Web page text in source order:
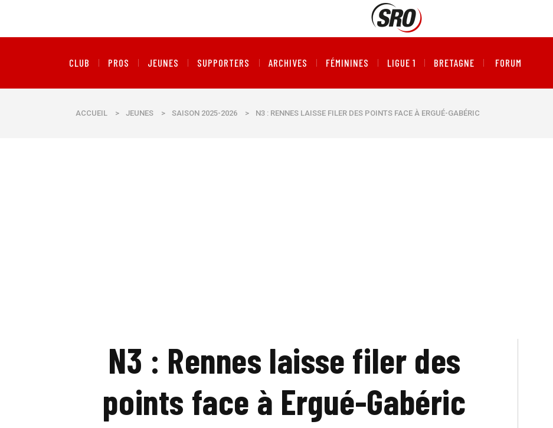
CLUB PROS JEUNES SUPPORTERS ARCHIVES FÉMININES LIGUE 1 BRETAGNE FORUM
ACCUEIL > JEUNES > SAISON 2025-2026 > N3 : RENNES LAISSE FILER DES POINTS FACE À ERGUÉ-GABÉRIC
N3 : Rennes laisse filer des
points face à Ergué-Gabéric